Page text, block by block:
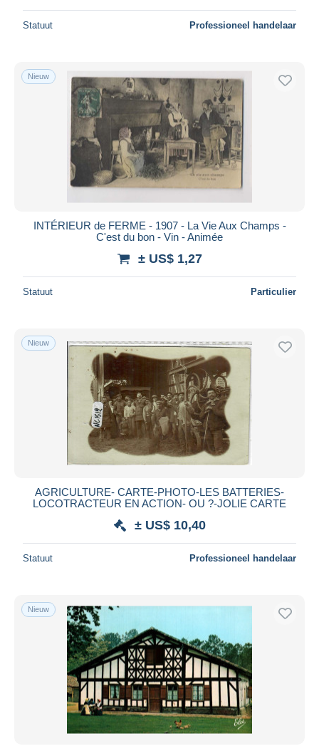
Statuut Professioneel handelaar
Nieuw
INTÉRIEUR de FERME - 1907 - La Vie Aux Champs -
C'est du bon - Vin - Animée
± US$ 1,27
Statuut Particulier
Nieuw
AGRICULTURE- CARTE-PHOTO-LES BATTERIES-
LOCOTRACTEUR EN ACTION- OU ?-JOLIE CARTE
± US$ 10,40
Statuut Professioneel handelaar
Nieuw